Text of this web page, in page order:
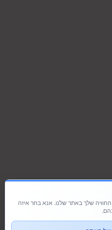
שלך באתר שלנו. אנא בחר איזה